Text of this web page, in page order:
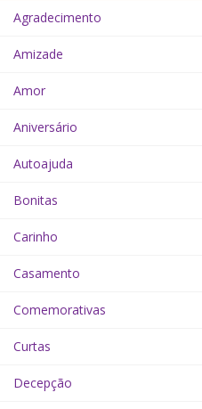
Agradecimento
Amizade
Amor
Aniversário
Autoajuda
Bonitas
Carinho
Casamento
Comemorativas
Curtas
Decepção